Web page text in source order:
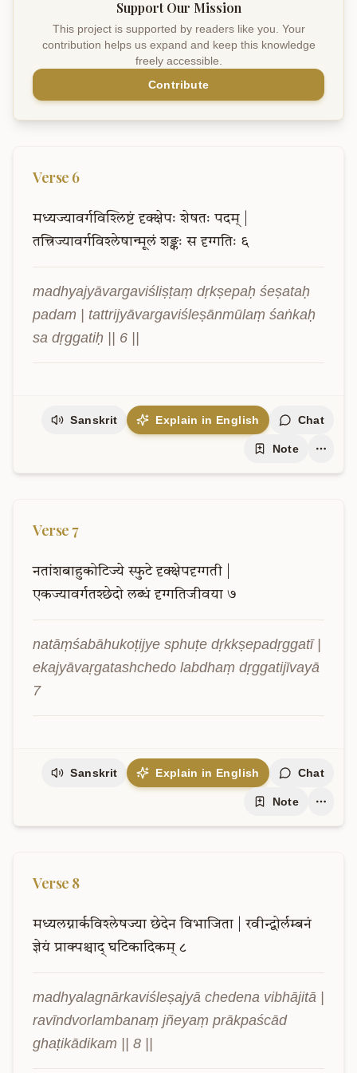
Support Our Mission
This project is supported by readers like you. Your
contribution helps us expand and keep this knowledge
freely accessible.
Contribute
Verse 6
मध्यज्यावर्गविश्लिष्टं दृक्क्षेपः शेषतः पदम्
तत्त्रिज्यावर्गविश्लेषान्मूलं शङ्कः स दृग्गतिः ६
madhyajyāvargaviśliṣṭaṃ dṛkṣepaḥ śeṣataḥ
padam | tattrijyāvargaviśleṣānmūlaṃ śaṅkaḥ
sa dṛggatiḥ || 6 ||
Sanskrit Explain in English Chat
Note
Verse 7
नतांशबाहुकोटिज्ये स्फुटे दृक्क्षेपदृग्गती
एकज्यावर्गतश्छेदो लब्धं दृग्गतिजीवया ७
natāṃśabāhukoṭijye sphuṭe dṛkkṣepadṛggatī |
ekajyāvaṛgatashchedo labdhaṃ dṛggatijīvayā
7
Sanskrit Explain in English Chat
Note
Verse 8
मध्यलग्नार्कविश्लेषज्या छेदेन विभाजिता
रवीन्द्वोर्लम्बनं
ज्ञेयं प्राक्पश्चाद् घटिकादिकम् ८
madhyalagnārkaviśleṣajyā chedena vibhājitā |
ravīndvorlambanaṃ jñeyaṃ prākpaścād
ghaṭikādikam || 8 ||